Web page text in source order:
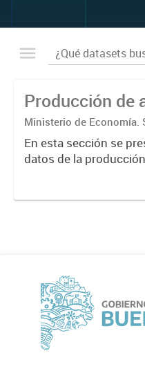
Producción de
Ministerio de Economía.
de Coordinación
Estadística. Dirección
Estadística.
En esta sección se
datos de la